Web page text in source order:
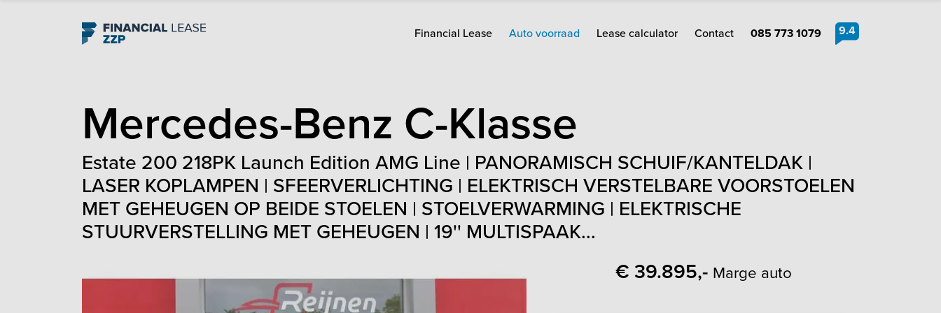
Navigation 9.4
Financial Lease Auto voorraad Lease calculator Contact 085 773 1079
Mercedes-Benz C-Klasse
Estate 200 218PK Launch Edition AMG Line | PANORAMISCH SCHUIF/KANTELDAK |
LASER KOPLAMPEN | SFEERVERLICHTING | ELEKTRISCH VERSTELBARE VOORSTOELEN
MET GEHEUGEN OP BEIDE STOELEN | STOELVERWARMING | ELEKTRISCHE
STUURVERSTELLING MET GEHEUGEN | 19'' MULTISPAAK...
€ 39.895,- Marge auto